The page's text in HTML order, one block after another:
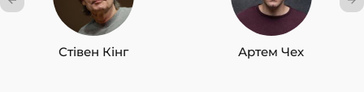
Стівен Кінг Артем Чех